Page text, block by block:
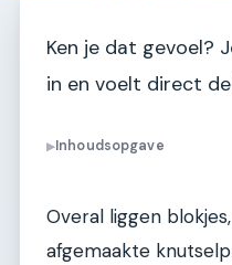
Ken je dat gevoel?
in en voelt direct
▶Inhoudsopgave
Overal liggen
afgemaakte